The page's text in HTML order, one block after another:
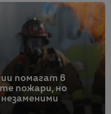
помагат в
пожари, но